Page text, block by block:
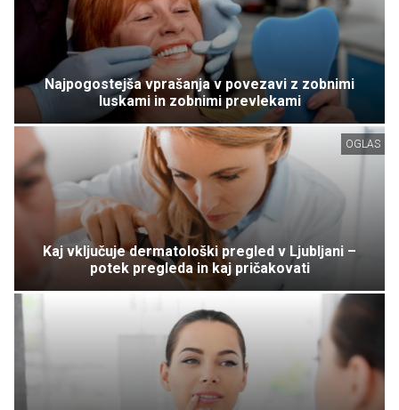
Najpogostejša vprašanja v povezavi z zobnimi
luskami in zobnimi prevlekami
OGLAS
Kaj vključuje dermatološki pregled v Ljubljani –
potek pregleda in kaj pričakovati